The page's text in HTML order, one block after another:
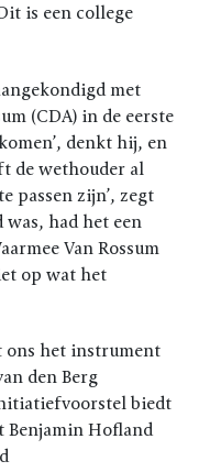
is een college
met
(CDA) in de eerste
denkt hij, en
de wethouder al
passen zijn’, zegt
was, had het een
Van Rossum
op wat het
ons het instrument
den Berg
biedt
Benjamin Hofland